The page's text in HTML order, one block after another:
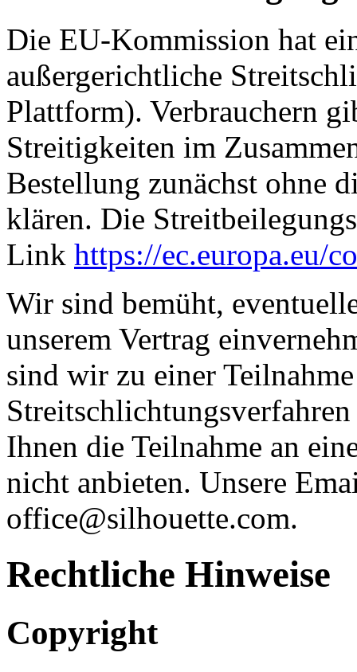
Die EU-Kommission hat
außergerichtliche
Plattform). Verbrauchern
Streitigkeiten im
Bestellung zunächst ohne
klären. Die
Link https://ec.europa.eu/
Wir sind bemüht,
unserem Vertrag
sind wir zu einer
Ihnen die Teilnahme an
nicht anbieten. Unsere
office@silhouette.com.
Rechtliche Hinweise
Copyright